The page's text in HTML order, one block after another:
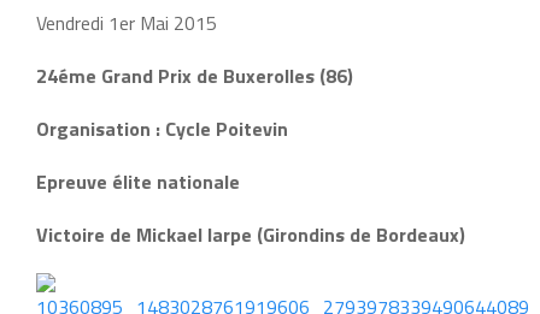
Vendredi 1er Mai 2015
24éme Grand Prix de Buxerolles (86)
Organisation : Cycle Poitevin
Epreuve élite nationale
Victoire de Mickael larpe (Girondins de Bordeaux)